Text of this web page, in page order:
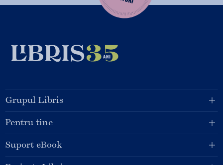
Grupul Libris
Pentru tine
Suport eBook